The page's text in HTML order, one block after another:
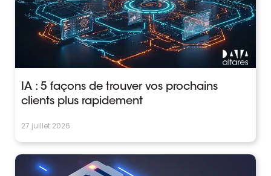
IA : 5 façons de trouver vos prochains
clients plus rapidement
27 juillet 2026